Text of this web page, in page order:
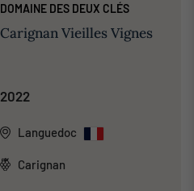
DOMAINE DES DEUX CLÉS
Carignan Vieilles Vignes
2022
Languedoc
Carignan